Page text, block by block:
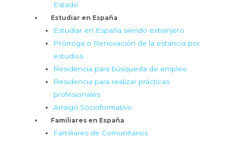
Estado
Estudiar en España
Estudiar en España siendo extranjero
Prórroga o Renovación de la estancia por
estudios
Residencia para búsqueda de empleo
Residencia para realizar prácticas
profesionales
Arraigo Socioformativo
Familiares en España
Familiares de Comunitarios